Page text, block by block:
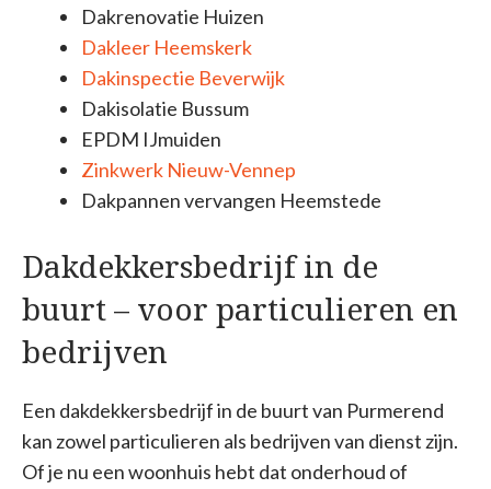
Dakrenovatie Huizen
Dakleer Heemskerk
Dakinspectie Beverwijk
Dakisolatie Bussum
EPDM IJmuiden
Zinkwerk Nieuw-Vennep
Dakpannen vervangen Heemstede
Dakdekkersbedrijf in de
buurt – voor particulieren en
bedrijven
Een dakdekkersbedrijf in de buurt van Purmerend
kan zowel particulieren als bedrijven van dienst zijn.
Of je nu een woonhuis hebt dat onderhoud of